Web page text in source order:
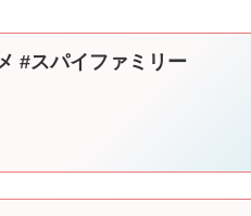
#スパイファミリー